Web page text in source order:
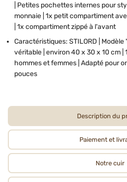
| Petites pochettes internes pour
monnaie | 1x petit compartiment
| 1x compartiment zippé à l'avant
Caractéristiques: STILORD |
véritable | environ 40 x 30 x 10 cm |
hommes et femmes | Adapté pour
pouces
Description du
Paiement et
Notre cuir